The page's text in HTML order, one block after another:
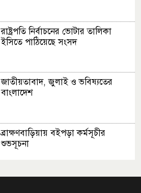
রাষ্ট্রপতি নির্বাচনের ভোটার তালিকা
ইসিতে পাঠিয়েছে সংসদ
জাতীয়তাবাদ, জুলাই ও ভবিষ্যতের
বাংলাদেশ
ব্রাক্ষণবাড়িয়ায় বইপড়া কর্মসূচীর
শুভসূচনা